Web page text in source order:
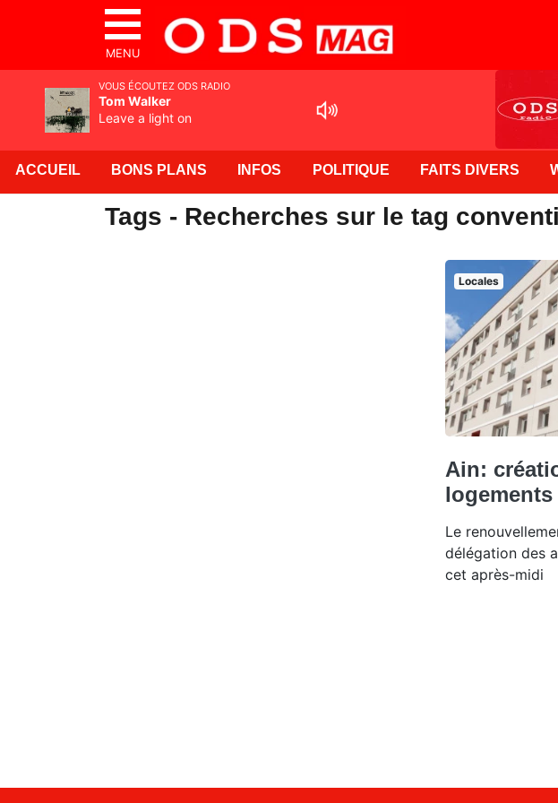
MENU
ACCUEIL BONS PLANS INFOS POLITIQUE FAITS DIVERS
Tags - Recherches sur le tag
Locales
Ain:
Le
délégation des
cet après-midi
VOUS ÉCOUTEZ ODS RADIO
Tom Walker
Leave a light on